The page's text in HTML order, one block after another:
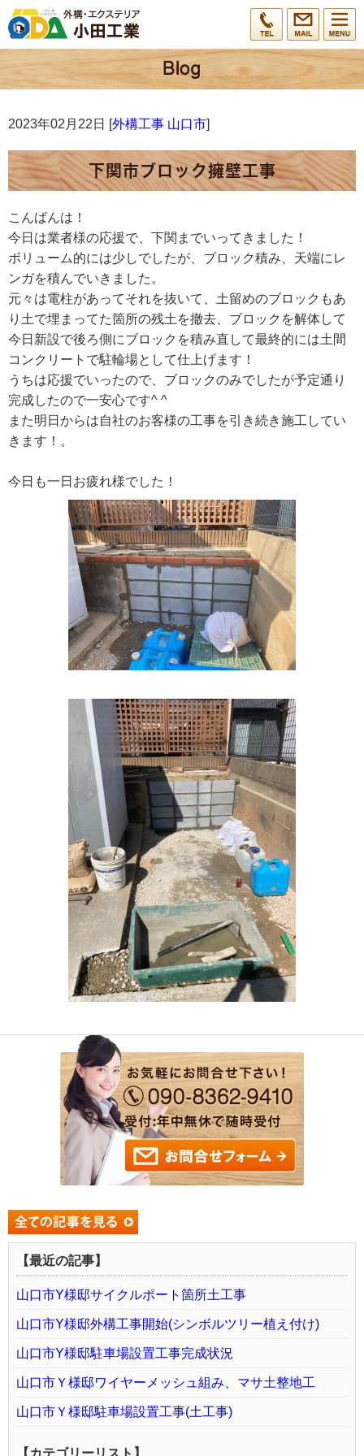
2023年02月22日 [外構工事 山口市]
下関市ブロック擁壁工事
こんばんは！
今日は業者様の応援で、下関までいってきました！
ボリューム的には少しでしたが、ブロック積み、天端にレ
ンガを積んでいきました。
元々は電柱があってそれを抜いて、土留めのブロックもあ
り土で埋まってた箇所の残土を撤去、ブロックを解体して
今日新設で後ろ側にブロックを積み直して最終的には土間
コンクリートで駐輪場として仕上げます！
うちは応援でいったので、ブロックのみでしたが予定通り
完成したので一安心です^ ^
また明日からは自社のお客様の工事を引き続き施工してい
きます！。
今日も一日お疲れ様でした！
【最近の記事】
山口市Y様邸サイクルポート箇所土工事
山口市Y様邸外構工事開始(シンボルツリー植え付け)
山口市Y様邸駐車場設置工事完成状況
山口市Ｙ様邸ワイヤーメッシュ組み、マサ土整地工
山口市Ｙ様邸駐車場設置工事(土工事)